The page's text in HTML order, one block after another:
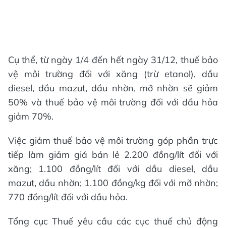
Cụ thể, từ ngày 1/4 đến hết ngày 31/12, thuế bảo
vệ môi trường đối với xăng (trừ etanol), dầu
diesel, dầu mazut, dầu nhờn, mỡ nhờn sẽ giảm
50% và thuế bảo vệ môi trường đối với dầu hỏa
giảm 70%.
Việc giảm thuế bảo vệ môi trường góp phần trực
tiếp làm giảm giá bán lẻ 2.200 đồng/lít đối với
xăng; 1.100 đồng/lít đối với dầu diesel, dầu
mazut, dầu nhờn; 1.100 đồng/kg đối với mỡ nhờn;
770 đồng/lít đối với dầu hỏa.
Tổng cục Thuế yêu cầu các cục thuế chủ động